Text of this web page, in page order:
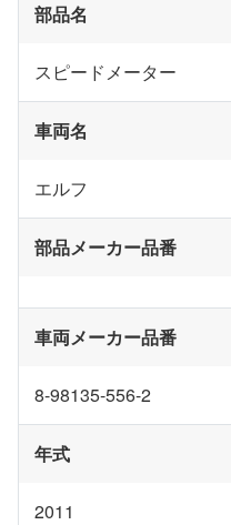
部品名
スピードメーター
車両名
エルフ
部品メーカー品番
車両メーカー品番
8-98135-556-2
年式
2011